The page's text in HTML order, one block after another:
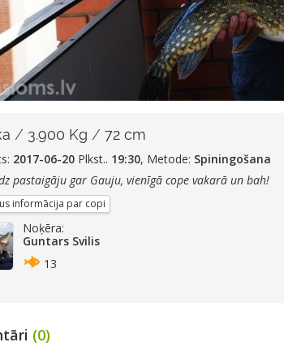
/ 3.900 Kg / 72 cm
2017-06-20 Plkst.. 19:30, Metode: Spiningošana
pastaigāju gar Gauju, vienīgā cope vakarā un bah!
informācija par copi
Noķēra:
Guntars Svilis
13
(0)